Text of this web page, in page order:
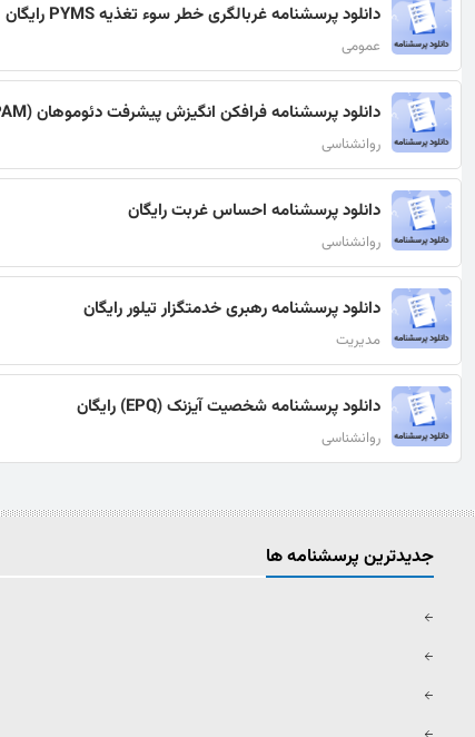
دانلود پرسشنامه غربالگری خطر سوء تغذیه PYMS رایگان
عمومی
دانلود پرسشنامه فرافکن انگیزش پیشرفت دئوموهان (PVPAM) رایگان
روانشناسی
دانلود پرسشنامه احساس غربت رایگان
روانشناسی
دانلود پرسشنامه رهبری خدمتگزار تیلور رایگان
مدیریت
دانلود پرسشنامه شخصیت آیزنک (EPQ) رایگان
روانشناسی
جدیدترین پرسشنامه ها